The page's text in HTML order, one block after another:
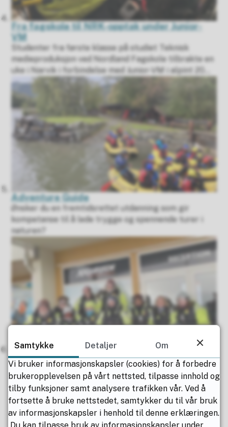
Fra fagskole til NRK-opptak under Junior-
VM
Studenter fra første klasse på studiet Teknisk
medieproduksjon ved Nordland Fagskole tilbrakte en
uke i Narvik i forbindelse med Junior-VM i alpint 20...
Adventure Guide
Ønsker du en fremtidsrettet utdanning som gir
kompetanse til å lede trygge og spennende turer i
naturen?
Populært lederstudium
Hele 20 studenter er i gang ved «Bærekraftige
campingplasser – utvikling og drift»!
Samtykke Detaljer
Om
Vi bruker informasjonskapsler (cookies) for å forbedre
brukeropplevelsen på vårt nettsted, tilpasse innhold og
tilby funksjoner samt analysere trafikken vår. Ved å
fortsette å bruke nettstedet, samtykker du til vår bruk
av informasjonskapsler i henhold til denne erklæringen.
Du kan tilpasse bruk av informasjonskapsler under